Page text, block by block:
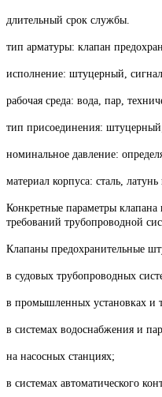
длительный срок службы.
тип арматуры: клапан
исполнение: штуцерный,
рабочая среда: вода, пар,
тип присоединения:
номинальное давление:
материал корпуса: сталь, латунь
Конкретные параметры
требований трубопроводной
Клапаны предохранительные
в судовых трубопроводных
в промышленных установках и
в системах водоснабжения и
на насосных станциях;
в системах автоматического